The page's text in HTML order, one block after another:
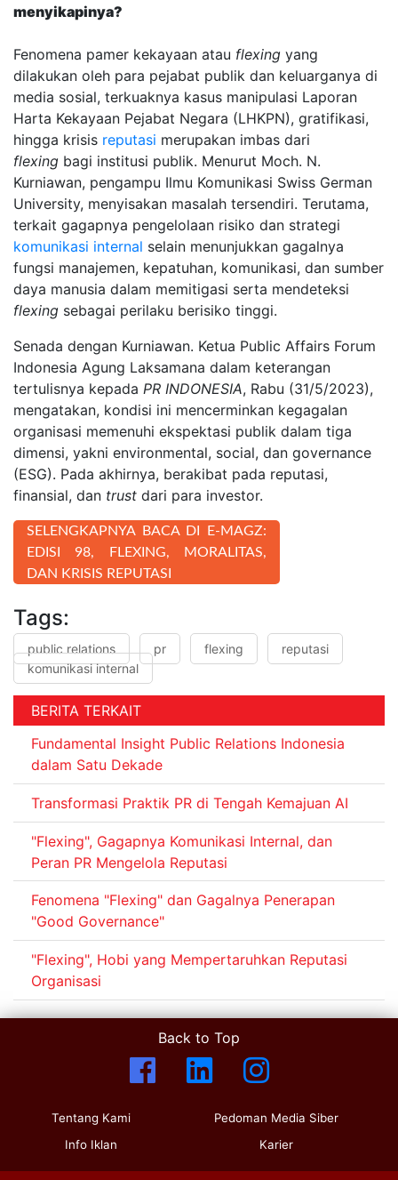
menyikapinya?
Fenomena pamer kekayaan atau flexing yang
dilakukan oleh para pejabat publik dan keluarganya di
media sosial, terkuaknya kasus manipulasi Laporan
Harta Kekayaan Pejabat Negara (LHKPN), gratifikasi,
hingga krisis reputasi merupakan imbas dari
flexing bagi institusi publik. Menurut Moch. N.
Kurniawan, pengampu Ilmu Komunikasi Swiss German
University, menyisakan masalah tersendiri. Terutama,
terkait gagapnya pengelolaan risiko dan strategi
komunikasi internal selain menunjukkan gagalnya
fungsi manajemen, kepatuhan, komunikasi, dan sumber
daya manusia dalam memitigasi serta mendeteksi
flexing sebagai perilaku berisiko tinggi.
Senada dengan Kurniawan. Ketua Public Affairs Forum
Indonesia Agung Laksamana dalam keterangan
tertulisnya kepada PR INDONESIA, Rabu (31/5/2023),
mengatakan, kondisi ini mencerminkan kegagalan
organisasi memenuhi ekspektasi publik dalam tiga
dimensi, yakni environmental, social, dan governance
(ESG). Pada akhirnya, berakibat pada reputasi,
finansial, dan trust dari para investor.
SELENGKAPNYA BACA DI E-MAGZ:
EDISI 98, FLEXING, MORALITAS,
DAN KRISIS REPUTASI
Tags:
public relations pr flexing
reputasi
komunikasi internal
BERITA TERKAIT
Fundamental Insight Public Relations Indonesia
dalam Satu Dekade
Transformasi Praktik PR di Tengah Kemajuan AI
"Flexing", Gagapnya Komunikasi Internal, dan
Peran PR Mengelola Reputasi
Fenomena "Flexing" dan Gagalnya Penerapan
"Good Governance"
"Flexing", Hobi yang Mempertaruhkan Reputasi
Organisasi
Back to Top
Tentang Kami
Info Iklan
Pedoman Media Siber
Karier